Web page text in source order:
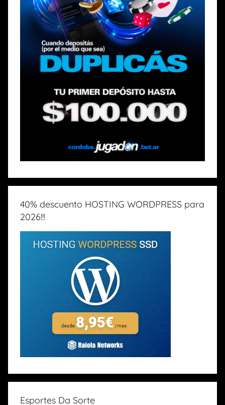
40% descuento HOSTING WORDPRESS para
2026!!!
Esportes Da Sorte